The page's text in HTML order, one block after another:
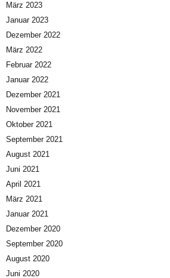
März 2023
Januar 2023
Dezember 2022
März 2022
Februar 2022
Januar 2022
Dezember 2021
November 2021
Oktober 2021
September 2021
August 2021
Juni 2021
April 2021
März 2021
Januar 2021
Dezember 2020
September 2020
August 2020
Juni 2020